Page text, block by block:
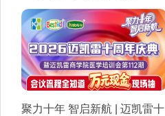
聚力十年 智启新航 | 迈凯雷十